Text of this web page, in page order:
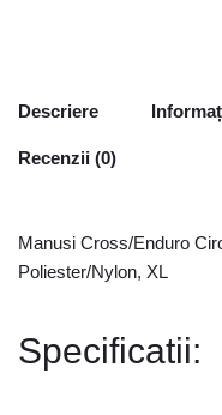
Descriere
Recenzii (0)
Manusi Cross/Enduro
Poliester/Nylon, XL
Specificatii: